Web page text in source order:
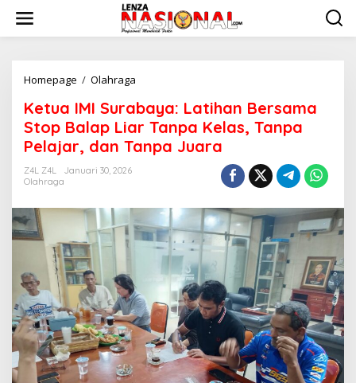
w
Homepage / Olahraga
t
u
a
I
u
r
a
a
:
L
a
Ketua IMI Surabaya: Latihan Bersama
Stop Balap Liar Tanpa Kelas, Tanpa
Pelajar, dan Tanpa Juara
Z4L Z4L
Januari 30, 2026
Olahraga